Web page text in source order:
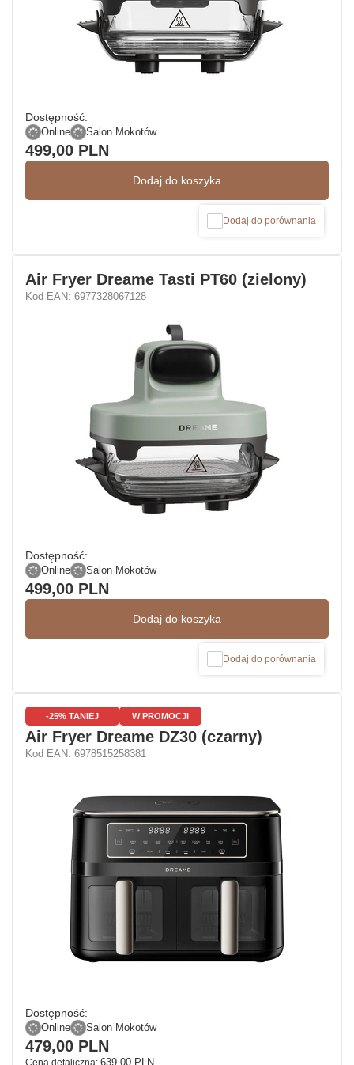
Dostępność:
Online Salon Mokotów
499,00 PLN
Dodaj do koszyka
Dodaj do porównania
Air Fryer Dreame Tasti PT60 (zielony)
Kod EAN: 6977328067128
Dostępność:
Online Salon Mokotów
499,00 PLN
Dodaj do koszyka
Dodaj do porównania
W PROMOCJI
-25% TANIEJ
Air Fryer Dreame DZ30 (czarny)
Kod EAN: 6978515258381
Dostępność:
Online Salon Mokotów
Cena detaliczna: 639,00 PLN
479,00 PLN